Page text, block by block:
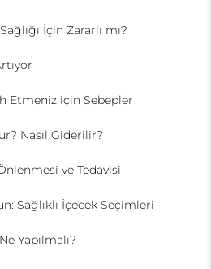
İçin Zararlı mı?
Etmeniz için Sebepler
Nasıl Giderilir?
ve Tedavisi
Sağlıklı İçecek Seçimleri
Yapılmalı?